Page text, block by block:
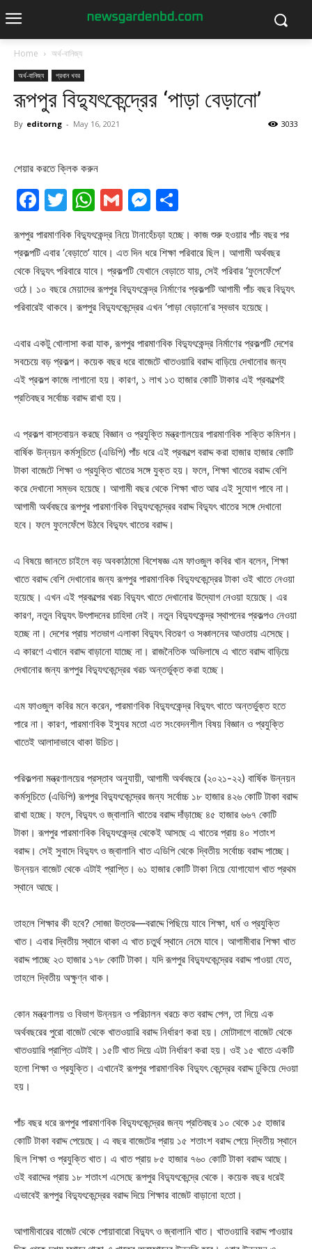
Home অর্থ-বানিজ্য
অর্থ-বানিজ্য প্রধান খবর
রূপপুর বিদ্যুৎকেন্দ্রের ‘পাড়া বেড়ানো’
By editorng - May 16, 2021 3033
শেয়ার করতে ক্লিক করুন
Facebook
Twitter
WhatsApp
GmailMessenger
রূপপুর পারমাণবিক বিদ্যুৎকেন্দ্র নিয়ে টানাহেঁচড়া হচ্ছে। কাজ শুরু হওয়ার পাঁচ বছর পর
প্রকল্পটি এবার ‘বেড়াতে’ যাবে। এত দিন ধরে শিক্ষা পরিবারে ছিল। আগামী অর্থবছর
থেকে বিদ্যুৎ পরিবারে যাবে। প্রকল্পটি যেখানে বেড়াতে যায়, সেই পরিবার ‘ফুলেফেঁপে’
ওঠে। ১০ বছরে মেয়াদের রূপপুর বিদ্যুৎকেন্দ্র নির্মাণের প্রকল্পটি আগামী পাঁচ বছর বিদ্যুৎ
পরিবারেই থাকবে। রূপপুর বিদ্যুৎকেন্দ্রের এখন ‘পাড়া বেড়ানো’র স্বভাব হয়েছে।
এবার একটু খোলাসা করা যাক, রূপপুর পারমাণবিক বিদ্যুৎকেন্দ্র নির্মাণের প্রকল্পটি দেশের
সবচেয়ে বড় প্রকল্প। কয়েক বছর ধরে বাজেটে খাতওয়ারি বরাদ্দ বাড়িয়ে দেখানোর জন্য
এই প্রকল্প কাজে লাগানো হয়। কারণ, ১ লাখ ১৩ হাজার কোটি টাকার এই প্রকল্পেই
প্রতিবছর সর্বোচ্চ বরাদ্দ রাখা হয়।
এ প্রকল্প বাস্তবায়ন করছে বিজ্ঞান ও প্রযুক্তি মন্ত্রণালয়ের পারমাণবিক শক্তি কমিশন।
বার্ষিক উন্নয়ন কর্মসূচিতে (এডিপি) পাঁচ ধরে এই প্রকল্পে বরাদ্দ করা হাজার হাজার কোটি
টাকা বাজেটে শিক্ষা ও প্রযুক্তি খাতের সঙ্গে যুক্ত হয়। ফলে, শিক্ষা খাতের বরাদ্দ বেশি
করে দেখানো সম্ভব হয়েছে। আগামী বছর থেকে শিক্ষা খাত আর এই সুযোগ পাবে না।
আগামী অর্থবছরে রূপপুর পারমাণবিক বিদ্যুৎকেন্দ্রের বরাদ্দ বিদ্যুৎ খাতের সঙ্গে দেখানো
হবে। ফলে ফুলেফেঁপে উঠবে বিদ্যুৎ খাতের বরাদ্দ।
এ বিষয়ে জানতে চাইলে বড় অবকাঠামো বিশেষজ্ঞ এম ফাওজুল কবির খান বলেন, শিক্ষা
খাতে বরাদ্দ বেশি দেখানোর জন্য রূপপুর পারমাণবিক বিদ্যুৎকেন্দ্রের টাকা ওই খাতে নেওয়া
হয়েছে। এখন এই প্রকল্পের খরচ বিদ্যুৎ খাতে দেখানোর উদ্যোগ নেওয়া হয়েছে। এর
কারণ, নতুন বিদ্যুৎ উৎপাদনের চাহিদা নেই। নতুন বিদ্যুৎকেন্দ্র স্থাপনের প্রকল্পও নেওয়া
হচ্ছে না। দেশের প্রায় শতভাগ এলাকা বিদ্যুৎ বিতরণ ও সঞ্চালনের আওতায় এসেছে।
এ কারণে এখানে বরাদ্দ বাড়ানো যাচ্ছে না। রাজনৈতিক অভিলাষে এ খাতে বরাদ্দ বাড়িয়ে
দেখানোর জন্য রূপপুর বিদ্যুৎকেন্দ্রের খরচ অন্তর্ভুক্ত করা হচ্ছে।
এম ফাওজুল কবির মনে করেন, পারমাণবিক বিদ্যুৎকেন্দ্র বিদ্যুৎ খাতে অন্তর্ভুক্ত হতে
পারে না। কারণ, পারমাণবিক ইস্যুর মতো এত সংবেদনশীল বিষয় বিজ্ঞান ও প্রযুক্তি
খাতেই আলাদাভাবে থাকা উচিত।
পরিকল্পনা মন্ত্রণালয়ের প্রস্তাব অনুযায়ী, আগামী অর্থবছরে (২০২১-২২) বার্ষিক উন্নয়ন
কর্মসূচিতে (এডিপি) রূপপুর বিদ্যুৎকেন্দ্রের জন্য সর্বোচ্চ ১৮ হাজার ৪২৬ কোটি টাকা বরাদ্দ
রাখা হচ্ছে। ফলে, বিদ্যুৎ ও জ্বালানি খাতের বরাদ্দ দাঁড়াচ্ছে ৪৫ হাজার ৬৬৭ কোটি
টাকা। রূপপুর পারমাণবিক বিদ্যুৎকেন্দ্র থেকেই আসছে এ খাতের প্রায় ৪০ শতাংশ
বরাদ্দ। সেই সুবাদে বিদ্যুৎ ও জ্বালানি খাত এডিপি থেকে দ্বিতীয় সর্বোচ্চ বরাদ্দ পাচ্ছে।
উন্নয়ন বাজেট থেকে এটাই প্রাপ্তি। ৬১ হাজার কোটি টাকা নিয়ে যোগাযোগ খাত প্রথম
স্থানে আছে।
তাহলে শিক্ষার কী হবে? সোজা উত্তর—বরাদ্দে পিছিয়ে যাবে শিক্ষা, ধর্ম ও প্রযুক্তি
খাত। এবার দ্বিতীয় স্থানে থাকা এ খাত চতুর্থ স্থানে নেমে যাবে। আগামীবার শিক্ষা খাত
বরাদ্দ পাচ্ছে ২৩ হাজার ১৭৮ কোটি টাকা। যদি রূপপুর বিদ্যুৎকেন্দ্রের বরাদ্দ পাওয়া যেত,
তাহলে দ্বিতীয় অক্ষুণ্ন থাক।
কোন মন্ত্রণালয় ও বিভাগ উন্নয়ন ও পরিচালন খরচে কত বরাদ্দ পেল, তা দিয়ে এক
অর্থবছরের পুরো বাজেট থেকে খাতওয়ারি বরাদ্দ নির্ধারণ করা হয়। মোটাদাগে বাজেট থেকে
খাতওয়ারি প্রাপ্তি এটাই। ১৫টি খাত দিয়ে এটা নির্ধারণ করা হয়। ওই ১৫ খাতে একটি
হলো শিক্ষা ও প্রযুক্তি। এখানেই রূপপুর পারমাণবিক বিদ্যুৎ কেন্দ্রের বরাদ্দ ঢুকিয়ে দেওয়া
হয়।
পাঁচ বছর ধরে রূপপুর পারমাণবিক বিদ্যুৎকেন্দ্রের জন্য প্রতিবছর ১০ থেকে ১৫ হাজার
কোটি টাকা বরাদ্দ পেয়েছে। এ বছর বাজেটের প্রায় ১৫ শতাংশ বরাদ্দ পেয়ে দ্বিতীয় স্থানে
ছিল শিক্ষা ও প্রযুক্তি খাত। এ খাত প্রায় ৮৫ হাজার ৭৬০ কোটি টাকা বরাদ্দ আছে।
ওই বরাদ্দের প্রায় ১৮ শতাংশ এসেছে রূপপুর বিদ্যুৎকেন্দ্রে থেকে। কয়েক বছর ধরেই
এভাবেই রূপপুর বিদ্যুৎকেন্দ্রের বরাদ্দ দিয়ে শিক্ষার বাজেট বাড়ানো হতো।
আগামীবারের বাজেট থেকে পোয়াবারো বিদ্যুৎ ও জ্বালানি খাত। খাতওয়ারি বরাদ্দ পাওয়ার